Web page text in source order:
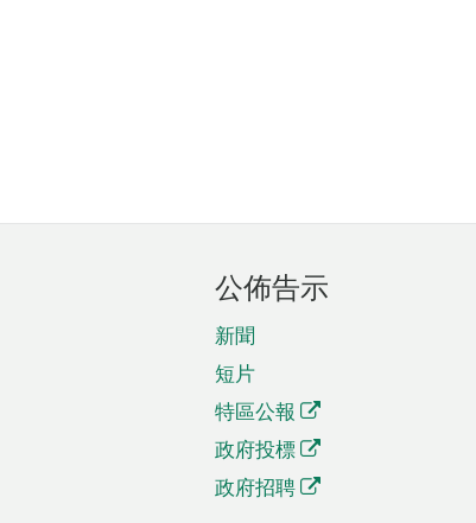
公佈告示
新聞
短片
特區公報
政府投標
政府招聘